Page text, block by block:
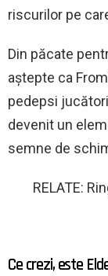
riscurilor pe
Din păcate
aștepte ca
pedepsi
devenit un
semne de
RELATE:
Ce crezi, este